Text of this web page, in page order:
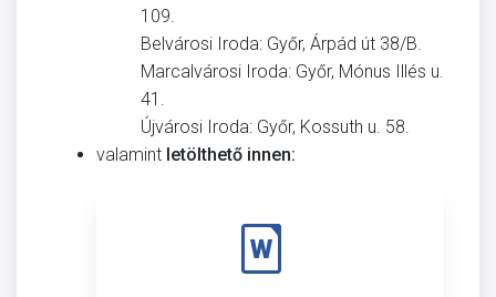
109.
Belvárosi Iroda: Győr, Árpád út 38/B.
Marcalvárosi Iroda: Győr, Mónus Illés u.
41.
Újvárosi Iroda: Győr, Kossuth u. 58.
valamint letölthető innen: